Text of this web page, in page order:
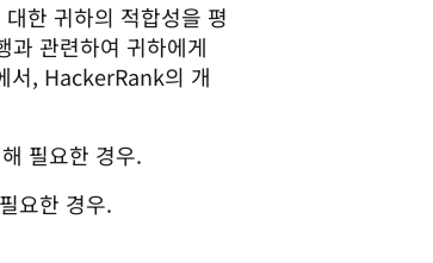
한 귀하의 적합성을 평
관련하여 귀하에게
서, HackerRank의 개
필요한 경우.
요한 경우.